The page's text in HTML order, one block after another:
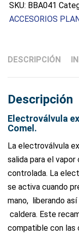
SKU: BBA041
ACCESORIOS
DESCRIPCIÓN
Descripción
Electroválvula
Comel.
La electroválvula
salida para el vapor
controlada. La
se activa cuando
mano, liberando
caldera. Este
compatible con las